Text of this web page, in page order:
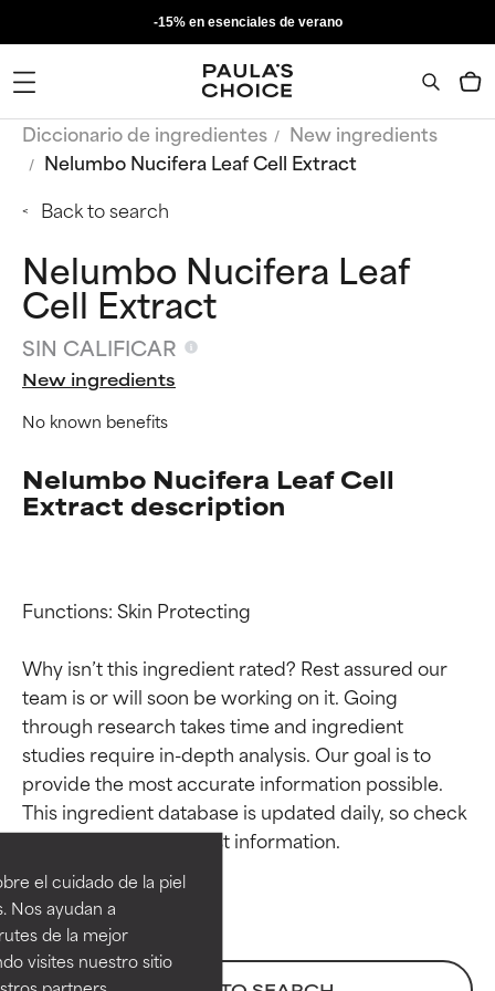
el cuidado de la piel
Nos ayudan a
de la mejor
visites nuestro sitio
-15% en esenciales de verano
Diccionario de ingredientes
New ingredients
Nelumbo Nucifera Leaf Cell Extract
Back to search
Nelumbo Nucifera Leaf
Cell Extract
SIN CALIFICAR
New ingredients
No known benefits
Nelumbo Nucifera Leaf Cell
Extract description
Functions: Skin Protecting
Why isn’t this ingredient rated? Rest assured our
team is or will soon be working on it. Going
through research takes time and ingredient
studies require in-depth analysis. Our goal is to
provide the most accurate information possible.
This ingredient database is updated daily, so check
Calificaciones de
ingredientes
EXCELENTE
Ingrediente sobresaliente con
beneficios reales para la piel. Su
eficacia está demostrada y
Calificaciones de
ingredientes
EXCELENTE
Ingrediente sobresaliente con
beneficios reales para la piel. Su
eficacia está demostrada y